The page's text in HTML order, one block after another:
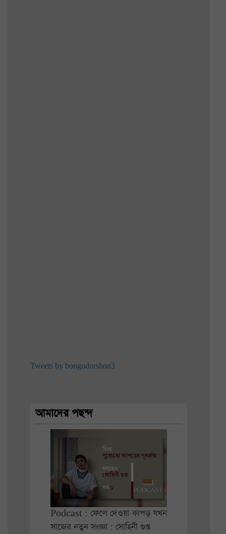
Tweets by bongodorshon3
আমাদের পছন্দ
Podcast : ফেলে দেওয়া কাপড় যখন
সাজের নতুন সংজ্ঞা : সোহিনী গুপ্ত